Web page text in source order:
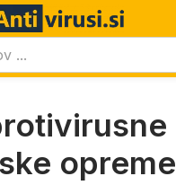
opreme